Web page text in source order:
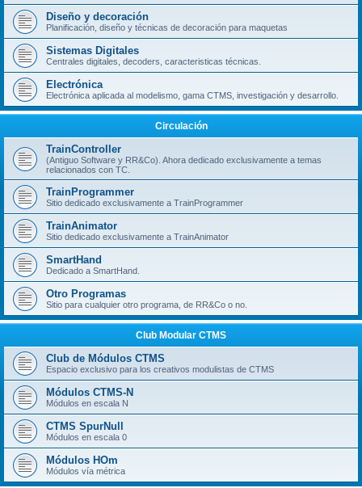
Diseño y decoración
Planificación, diseño y técnicas de decoración para maquetas
Sistemas Digitales
Centrales digitales, decoders, caracteristicas técnicas.
Electrónica
Electrónica aplicada al modelismo, gama CTMS, investigación y desarrollo.
Circulación
TrainController
(Antiguo Software y RR&Co). Ahora dedicado exclusivamente a temas
relacionados con TC.
TrainProgrammer
Sitio dedicado exclusivamente a TrainProgrammer
TrainAnimator
Sitio dedicado exclusivamente a TrainAnimator
SmartHand
Dedicado a SmartHand.
Otro Programas
Sitio para cualquier otro programa, de RR&Co o no.
Club Modular CTMS
Club de Módulos CTMS
Espacio exclusivo para los creativos modulistas de CTMS
Módulos CTMS-N
Módulos en escala N
CTMS SpurNull
Módulos en escala 0
Módulos HOm
Módulos vía métrica